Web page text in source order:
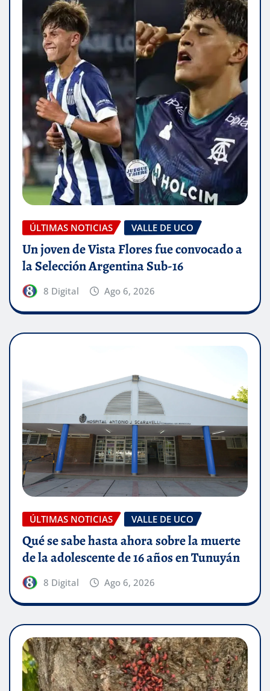
ÚLTIMAS NOTICIAS VALLE DE UCO
Un joven de Vista Flores fue convocado a
la Selección Argentina Sub-16
8 Digital Ago 6, 2026
ÚLTIMAS NOTICIAS VALLE DE UCO
Qué se sabe hasta ahora sobre la muerte
de la adolescente de 16 años en Tunuyán
8 Digital Ago 6, 2026